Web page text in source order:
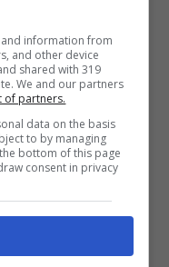
dello Sport,
chiesto al
nel giro di
circa nove
di rinnovo.
information from
and other device
shared with 319
We and our partners
of partners.
data on the basis
to by managing
bottom of this page
consent in privacy